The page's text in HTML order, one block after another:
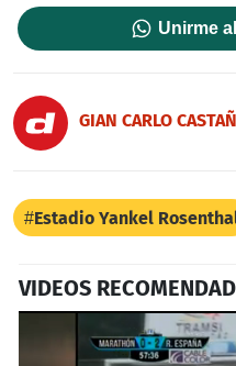
Unirme
GIAN CARLO
Estadio Yankel
VIDEOS